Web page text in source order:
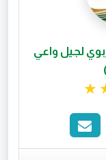
لجيل واعي